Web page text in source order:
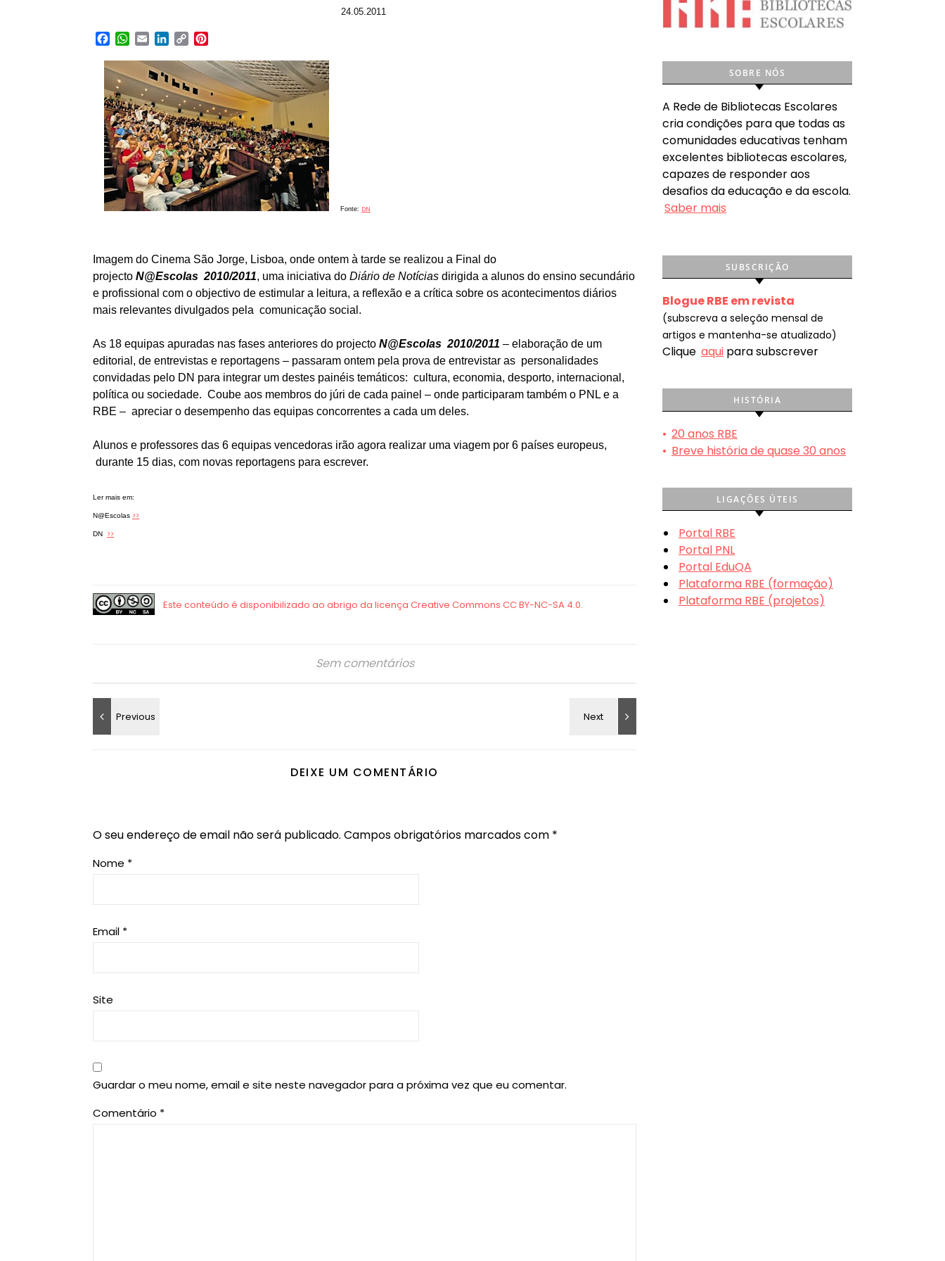
24.05.2011
Facebook
WhatsApp
EmailLinkedIn
Copy
Fonte: DN
Imagem do Cinema São Jorge, Lisboa, onde ontem à tarde se realizou a Final do
projecto N@Escolas 2010/2011, uma iniciativa do Diário de Notícias dirigida a alunos do ensino secundário
e profissional com o objectivo de estimular a leitura, a reflexão e a crítica sobre os acontecimentos diários
mais relevantes divulgados pela comunicação social.
As 18 equipas apuradas nas fases anteriores do projecto N@Escolas 2010/2011 – elaboração de um
editorial, de entrevistas e reportagens – passaram ontem pela prova de entrevistar as personalidades
convidadas pelo DN para integrar um destes painéis temáticos: cultura, economia, desporto, internacional,
política ou sociedade. Coube aos membros do júri de cada painel – onde participaram também o PNL e a
RBE – apreciar o desempenho das equipas concorrentes a cada um deles.
Alunos e professores das 6 equipas vencedoras irão agora realizar uma viagem por 6 países europeus,
durante 15 dias, com novas reportagens para escrever.
Ler mais em:
N@Escolas >>
DN >>
Sem comentários
DEIXE UM COMENTÁRIO
O seu endereço de email não será publicado. Campos obrigatórios marcados com *
Nome *
Email *
Site
Guardar o meu nome, email e site neste navegador para a próxima vez que eu comentar.
Comentário *
SOBRE NÓS
A Rede de Bibliotecas Escolares
cria condições para que todas as
comunidades educativas tenham
excelentes bibliotecas escolares,
capazes de responder aos
desafios da educação e da escola.
Saber mais
SUBSCRIÇÃO
Blogue RBE em revista
(subscreva a seleção mensal de
artigos e mantenha-se atualizado)
Clique aqui para subscrever
HISTÓRIA
• 20 anos RBE
• Breve história de quase 30 anos
LIGAÇÕES ÚTEIS
Portal RBE
Portal PNL
Portal EduQA
Plataforma RBE (formação)
Plataforma RBE (projetos)